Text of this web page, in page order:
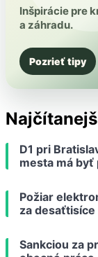
Inšpirácie pre
a záhradu.
Pozrieť tipy
D1 pri
mesta má byť
Požiar
za desaťtisíce
Sankciou za